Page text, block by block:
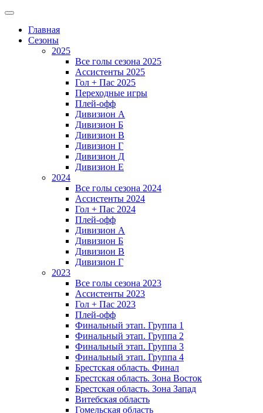
Главная
Сезоны
2025
Все голы сезона 2025
Ассистенты 2025
Гол + Пас 2025
Переходные игры
Плей-офф
Дивизион A
Дивизион Б
Дивизион В
Дивизион Г
Дивизион Д
Дивизион Е
2024
Все голы сезона 2024
Ассистенты 2024
Гол + Пас 2024
Плей-офф
Дивизион A
Дивизион Б
Дивизион В
Дивизион Г
2023
Все голы сезона 2023
Ассистенты 2023
Гол + Пас 2023
Плей-офф
Финальный этап. Группа 1
Финальный этап. Группа 2
Финальный этап. Группа 3
Финальный этап. Группа 4
Брестская область. Финал
Брестская область. Зона Восток
Брестская область. Зона Запад
Витебская область
Гомельская область